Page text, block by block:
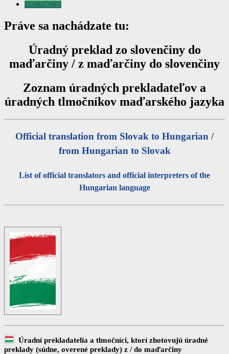
TLMOČNÍCI
Práve sa nachádzate tu:
Úradný preklad zo slovenčiny do
maďarčiny / z maďarčiny do slovenčiny
Zoznam úradných prekladateľov a
úradných tlmočníkov maďarského jazyka
Official translation from Slovak to Hungarian /
from Hungarian to Slovak
List of official translators and official interpreters of the
Hungarian language
Úradní prekladatelia a tlmočníci, ktorí zhotovujú úradné
preklady (súdne, overené preklady) z / do maďarčiny